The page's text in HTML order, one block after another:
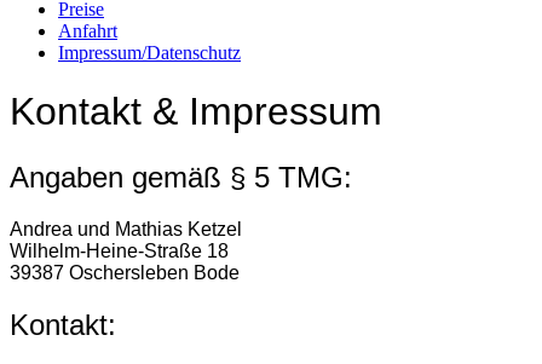
Preise
Anfahrt
Impressum/Datenschutz
Kontakt & Impressum
Angaben gemäß § 5 TMG:
Andrea und Mathias Ketzel
Wilhelm-Heine-Straße 18
39387 Oschersleben Bode
Kontakt: